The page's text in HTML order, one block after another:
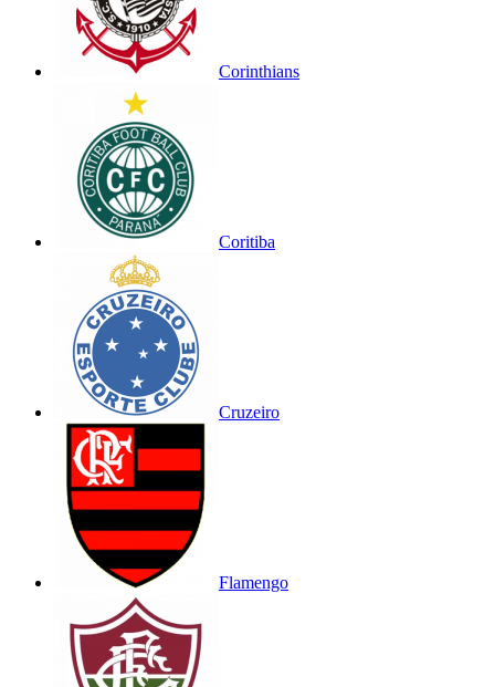
Corinthians
Coritiba
Cruzeiro
Flamengo